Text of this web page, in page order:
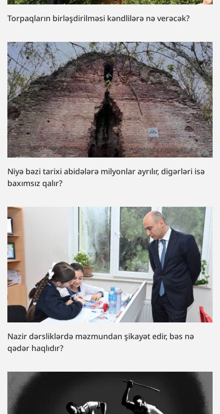
Torpaqların birləşdirilməsi kəndlilərə nə verəcək?
Niyə bəzi tarixi abidələrə milyonlar ayrılır, digərləri isə
baxımsız qalır?
Nazir dərsliklərdə məzmundan şikayət edir, bəs nə
qədər haqlıdır?